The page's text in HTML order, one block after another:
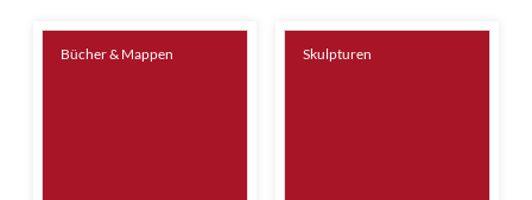
Bücher & Mappen Skulpturen